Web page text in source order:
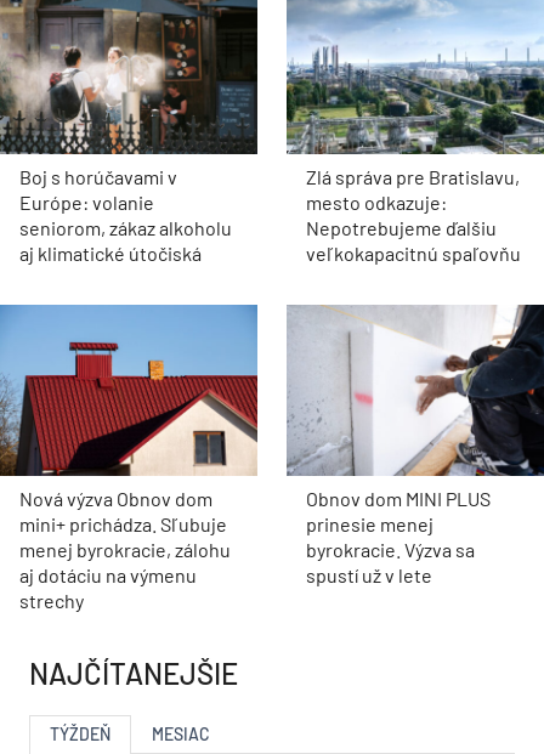
Boj s horúčavami v
Európe: volanie
seniorom, zákaz alkoholu
aj klimatické útočiská
Zlá správa pre Bratislavu,
mesto odkazuje:
Nepotrebujeme ďalšiu
veľkokapacitnú spaľovňu
Nová výzva Obnov dom
mini+ prichádza. Sľubuje
menej byrokracie, zálohu
aj dotáciu na výmenu
strechy
Obnov dom MINI PLUS
prinesie menej
byrokracie. Výzva sa
spustí už v lete
NAJČÍTANEJŠIE
TÝŽDEŇ MESIAC